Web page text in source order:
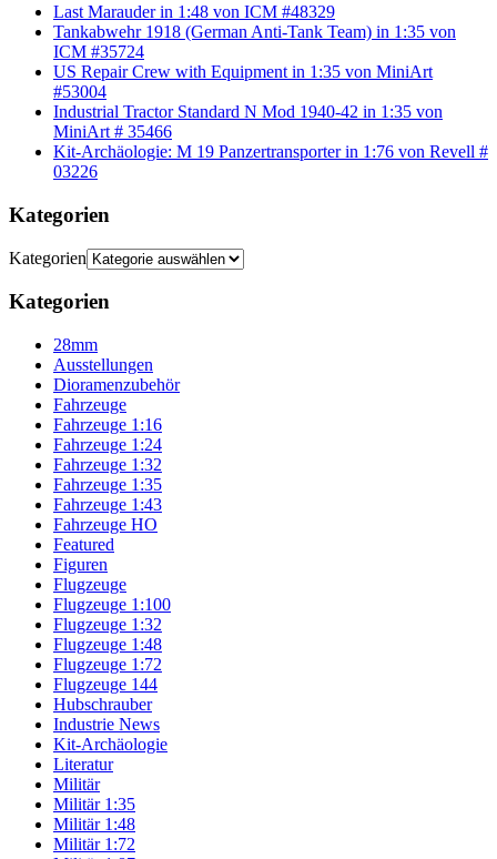
Last Marauder in 1:48 von ICM #48329
Tankabwehr 1918 (German Anti-Tank Team) in 1:35 von
ICM #35724
US Repair Crew with Equipment in 1:35 von MiniArt
#53004
Industrial Tractor Standard N Mod 1940-42 in 1:35 von
MiniArt # 35466
Kit-Archäologie: M 19 Panzertransporter in 1:76 von Revell #
03226
Kategorien
Kategorien
Kategorien
28mm
Ausstellungen
Dioramenzubehör
Fahrzeuge
Fahrzeuge 1:16
Fahrzeuge 1:24
Fahrzeuge 1:32
Fahrzeuge 1:35
Fahrzeuge 1:43
Fahrzeuge HO
Featured
Figuren
Flugzeuge
Flugzeuge 1:100
Flugzeuge 1:32
Flugzeuge 1:48
Flugzeuge 1:72
Flugzeuge 144
Hubschrauber
Industrie News
Kit-Archäologie
Literatur
Militär
Militär 1:35
Militär 1:48
Militär 1:72